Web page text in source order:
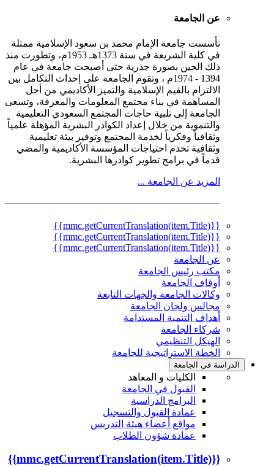
عن الجامعة
تأسست جامعة الإمام محمد بن سعود الإسلامية ممثلة
في كلية الشريعة في سنة 1373هـ 1953م، وتطورت منذ
ذلك الحين بصورة جذرية حتى أصبحت جامعة في عام
1394 - 1974م ، وتقوم الجامعة على إحداث التكامل بين
الالتزام بالقيم الإسلامية والتميز الأكاديمي من أجل
المساهمة في بناء مجتمع المعلومات والمعرفة، وتسعى
الجامعة إلى تلبية حاجات المجتمع السعودي التعليمية
والتنموية من خلال إعداد الكوادر البشرية المؤهلة علمياً
وثقافياً وفكرياً لخدمة المجتمع وتوفير بيئة تعليمية
وثقافية تخدم احتياجات المؤسسة الأكاديمية والمضي
قدماً في برامج تطوير كوادرها البشرية.
المزيد عن الجامعة ...
{{mmc.getCurrentTranslation(item.Title)}}
{{mmc.getCurrentTranslation(item.Title)}}
{{mmc.getCurrentTranslation(item.Title)}}
عن الجامعة
مكتب رئيس الجامعة
أوقاف الجامعة
وكالات الجامعة والجهات التابعة
مجالس ولجان الجامعة
أهداف التنمية المستدامة
شركاء الجامعة
الهيكل التنظيمي
الخطة الاستراتيجية للجامعة
الدراسة في الجامعة
الكليات و المعاهد
القبول في الجامعة
البرامج الدراسية
عمادة القبول والتسجيل
مواقع أعضاء هيئة التدريس
عمادة شؤون الطلاب
{{mmc.getCurrentTranslation(item.Title)}}